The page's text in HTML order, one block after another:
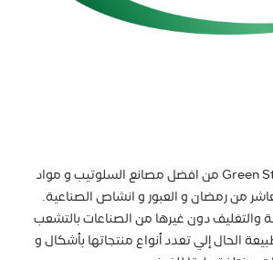
مصنع جرين ستارز - Green Stars من افضل مصانع السلوتيب و مواد
من رمضان و العبور و انشاص الصناعية.
والتغليف دون غيرها من الصناعات بالتشعب
الحال إلي تعدد أنواع منتجاتها بأشكال و